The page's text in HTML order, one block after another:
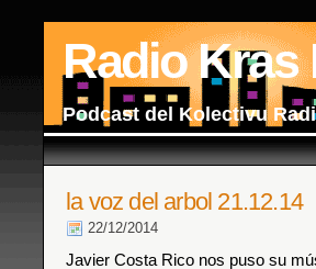
Radio Kras
Podcast del Kolectivu
la voz del arbol 21.12.14
22/12/2014
Javier Costa Rico nos puso su